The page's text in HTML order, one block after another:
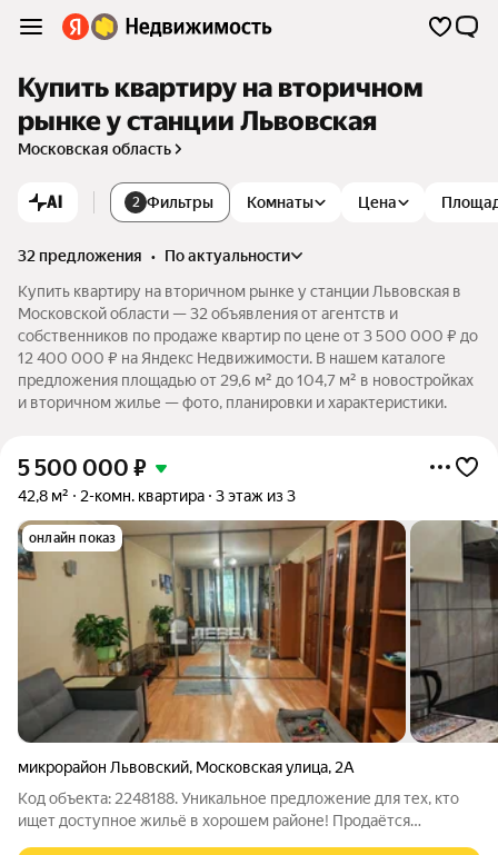
Купить квартиру на вторичном
рынке у станции Львовская
Московская область
AI 2 Фильтры Комнаты Цена
32 предложения •
по актуальности
Купить квартиру на вторичном рынке у станции Львовская в
Московской области — 32 объявления от агентств и
собственников по продаже квартир по цене от 3 500 000 ₽ до
12 400 000 ₽ на Яндекс Недвижимости. В нашем каталоге
предложения площадью от 29,6 м² до 104,7 м² в новостройках
и вторичном жилье — фото, планировки и характеристики.
5 500 000 ₽
42,8 м² 2-комн. квартира 3 этаж из 3
онлайн показ
микрорайон Львовский, Московская улица, 2А
Код объекта: 2248188. Уникальное предложение для тех, кто
ищет доступное жильё в хорошем районе! Продаётся